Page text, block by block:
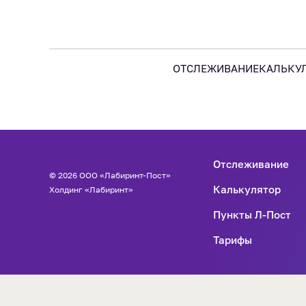
ОТСЛЕЖИВАНИЕ
© 2026 ООО «Лабиринт-Пост»
Холдинг «Лабиринт»
Отслеживание
Калькулятор
Пункты Л-Пост
Тарифы